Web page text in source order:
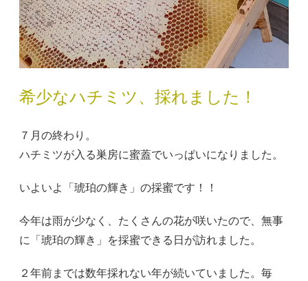
希少なハチミツ、採れました！
７月の終わり。
ハチミツが入る巣房に蜜蓋でいっぱいになりました。
いよいよ「琥珀の輝き」の採蜜です！！
今年は雨が少なく、たくさんの花が咲いたので、無事
に「琥珀の輝き」を採蜜できる日が訪れました。
２年前までは数年採れない年が続いていました。毎